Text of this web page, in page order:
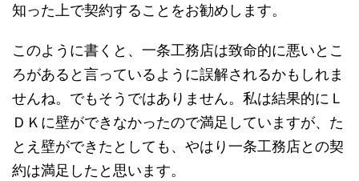
知った上で契約することをお勧めします。
このように書くと、一条工務店は致命的に悪いとこ
ろがあると言っているように誤解されるかもしれま
せんね。でもそうではありません。私は結果的にＬ
ＤＫに壁ができなかったので満足していますが、た
とえ壁ができたとしても、やはり一条工務店との契
約は満足したと思います。